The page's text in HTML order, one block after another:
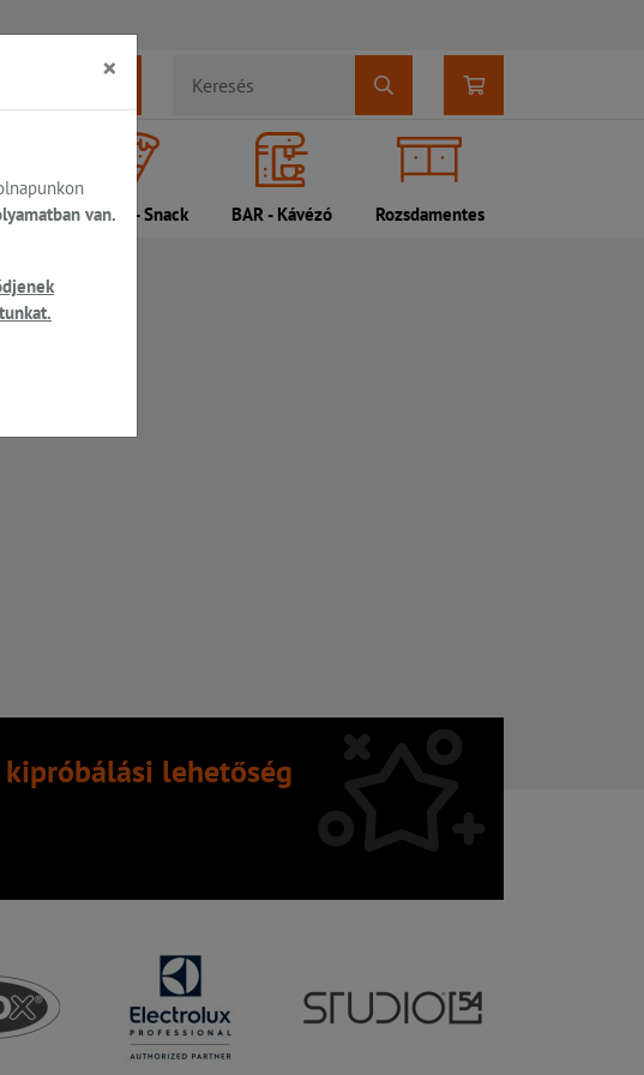
HENDI - Snack BAR - Kávézó Rozsdamentes
kipróbálási lehetőség
×
van.